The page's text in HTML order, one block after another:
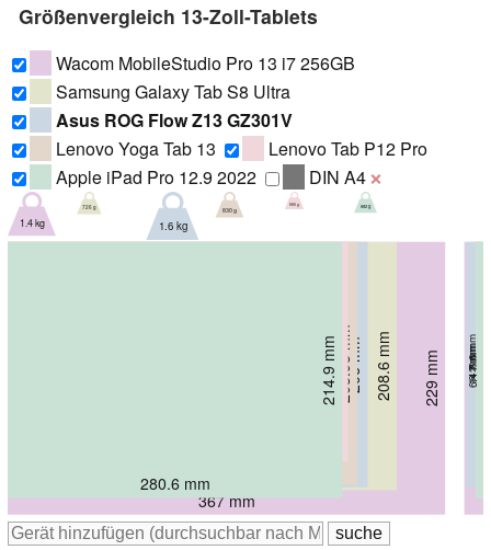
Größenvergleich 13-Zoll-Tablets
Wacom MobileStudio Pro 13 i7 256GB
Samsung Galaxy Tab S8 Ultra
Asus ROG Flow Z13 GZ301V
Lenovo Yoga Tab 13
Lenovo Tab P12 Pro
Apple iPad Pro 12.9 2022
DIN A4 ❌
367 mm
229 mm 16 mm
1.4 kg
326.4 mm
208.6 mm 5.5 mm
726 g
206 mm 14.2 mm
1.6 kg
203.98 mm 6.2 mm
830 g
184.5 mm 5.6 mm
565 g
280.6 mm
214.9 mm 6.4 mm
682 g